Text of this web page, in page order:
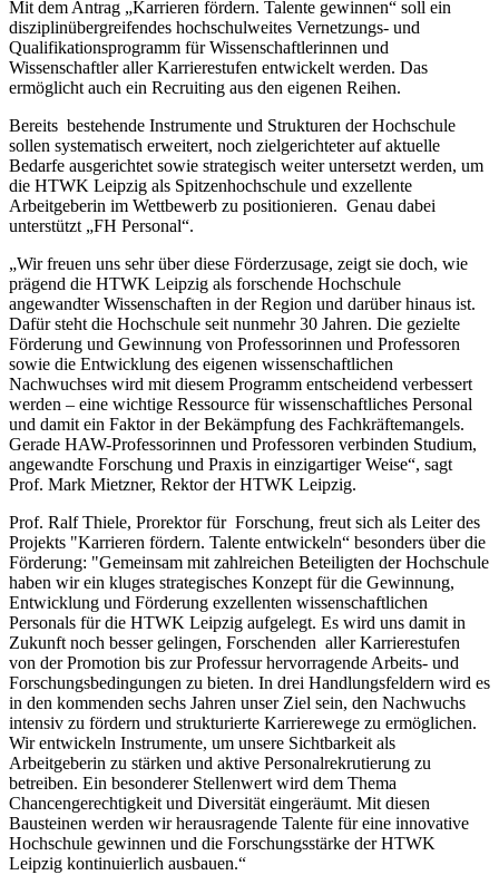
Mit dem Antrag „Karrieren fördern. Talente gewinnen“ soll ein
disziplinübergreifendes hochschulweites Vernetzungs- und
Qualifikationsprogramm für Wissenschaftlerinnen und
Wissenschaftler aller Karrierestufen entwickelt werden. Das
ermöglicht auch ein Recruiting aus den eigenen Reihen.
Bereits bestehende Instrumente und Strukturen der Hochschule
sollen systematisch erweitert, noch zielgerichteter auf aktuelle
Bedarfe aus­gerichtet sowie strategisch weiter untersetzt werden, um
die HTWK Leipzig als Spitzenhochschule und exzellente
Arbeitgeberin im Wettbewerb zu positionieren. Genau dabei
unterstützt „FH Personal“.
„Wir freuen uns sehr über diese Förderzusage, zeigt sie doch, wie
prägend die HTWK Leipzig als forschende Hochschule
angewandter Wissenschaften in der Region und darüber hinaus ist.
Dafür steht die Hochschule seit nunmehr 30 Jahren. Die gezielte
Förderung und Gewinnung von Professorinnen und Professoren
sowie die Entwicklung des eigenen wissenschaftlichen
Nachwuchses wird mit diesem Programm entscheidend verbessert
werden – eine wichtige Ressource für wissenschaftliches Personal
und damit ein Faktor in der Bekämpfung des Fachkräftemangels.
Gerade HAW-Professorinnen und Professoren verbinden Studium,
angewandte Forschung und Praxis in einzigartiger Weise“, sagt
Prof. Mark Mietzner, Rektor der HTWK Leipzig.
Prof. Ralf Thiele, Prorektor für Forschung, freut sich als Leiter des
Projekts "Karrieren fördern. Talente entwickeln“ besonders über die
Förderung: "Gemeinsam mit zahlreichen Beteiligten der Hochschule
haben wir ein kluges strategisches Konzept für die Gewinnung,
Entwicklung und Förderung exzellenten wissenschaftlichen
Personals für die HTWK Leipzig aufgelegt. Es wird uns damit in
Zukunft noch besser gelingen, Forschenden aller Karrierestufen
von der Promotion bis zur Professur hervorragende Arbeits- und
Forschungsbedingungen zu bieten. In drei Handlungsfeldern wird es
in den kommenden sechs Jahren unser Ziel sein, den Nachwuchs
intensiv zu fördern und strukturierte Karrierewege zu ermöglichen.
Wir entwickeln Instrumente, um unsere Sichtbarkeit als
Arbeitgeberin zu stärken und aktive Personalrekrutierung zu
betreiben. Ein besonderer Stellenwert wird dem Thema
Chancengerechtigkeit und Diversität eingeräumt. Mit diesen
Bausteinen werden wir herausragende Talente für eine innovative
Hochschule gewinnen und die Forschungsstärke der HTWK
Leipzig kontinuierlich ausbauen.“